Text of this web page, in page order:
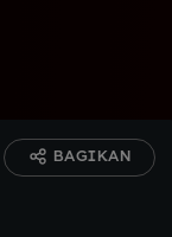
BAGIKAN